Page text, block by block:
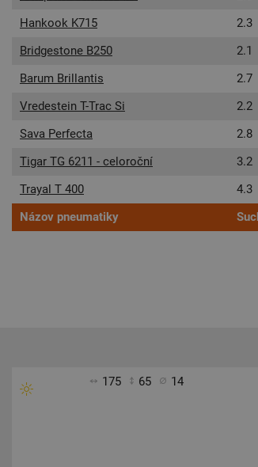
Hankook K715
2.3
Bridgestone B250
2.1
Barum Brillantis
2.7
Vredestein T-Trac Si
2.2
Sava Perfecta
2.8
Tigar TG 6211 - celoroční
3.2
Trayal T 400
4.3
Názov pneumatiky
175 65 14